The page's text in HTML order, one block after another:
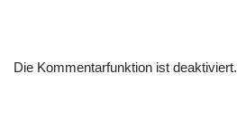
Die Kommentarfunktion ist deaktiviert.